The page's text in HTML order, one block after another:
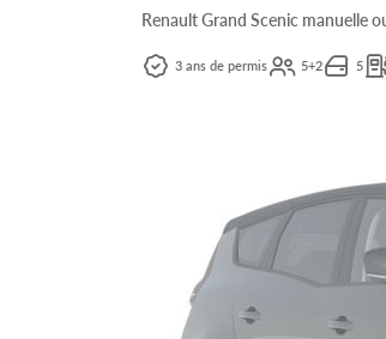
Renault Grand Scenic manuelle
3 ans de permis 5+2 5